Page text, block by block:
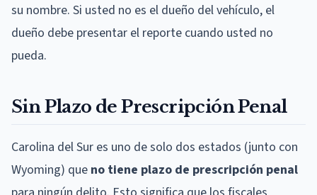
su nombre. Si usted no es el dueño del vehículo, el
dueño debe presentar el reporte cuando usted no
pueda.
Sin Plazo de Prescripción Penal
Carolina del Sur es uno de solo dos estados (junto con
Wyoming) que no tiene plazo de prescripción penal